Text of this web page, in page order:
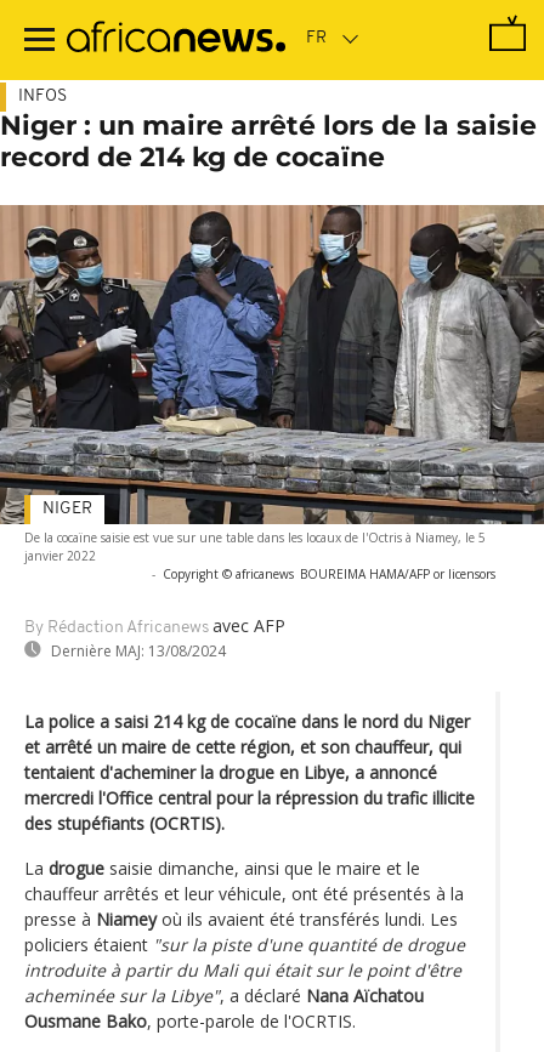
contenu
INFOS
Niger : un maire arrêté lors de la saisie
record de 214 kg de cocaïne
De la cocaïne saisie est vue sur une table dans les locaux de l'Octris à Niamey, le 5
janvier 2022
- Copyright © africanews BOUREIMA HAMA/AFP or licensors
By Rédaction Africanews avec AFP
Dernière MAJ: 13/08/2024
NIGER
La police a saisi 214 kg de cocaïne dans le nord du Niger
et arrêté un maire de cette région, et son chauffeur, qui
tentaient d'acheminer la drogue en Libye, a annoncé
mercredi l'Office central pour la répression du trafic illicite
des stupéfiants (OCRTIS).
La drogue saisie dimanche, ainsi que le maire et le
chauffeur arrêtés et leur véhicule, ont été présentés à la
presse à Niameyoù ils avaient été transférés lundi. Les
policiers étaient "sur la piste d'une quantité de drogue
introduite à partir du Mali qui était sur le point d'être
acheminée sur la Libye", a déclaré Nana Aïchatou
Ousmane Bako, porte-parole de l'OCRTIS.